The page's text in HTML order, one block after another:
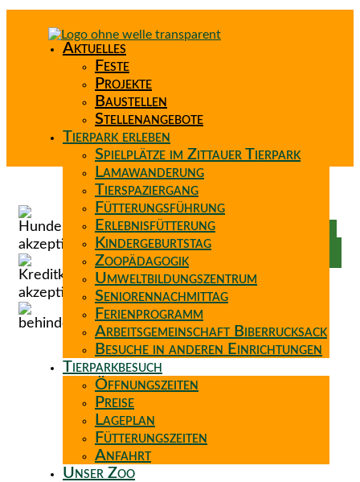
Aktuelles
Feste
Projekte
Baustellen
Stellenangebote
Tierpark erleben
Spielplätze im Zittauer Tierpark
Lamawanderung
Tierspaziergang
Fütterungsführung
Erlebnisfütterung
Kindergeburtstag
Zoopädagogik
Umweltbildungszentrum
Seniorennachmittag
Ferienprogramm
Arbeitsgemeinschaft Biberrucksack
Besuche in anderen Einrichtungen
Tierparkbesuch
Öffnungszeiten
Preise
Lageplan
Fütterungszeiten
Anfahrt
Unser Zoo